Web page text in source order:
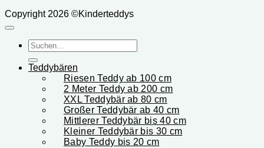
Copyright 2026 ©Kinderteddys
Suchen
nach:
Teddybären
Riesen Teddy ab 100 cm
2 Meter Teddy ab 200 cm
XXL Teddybär ab 80 cm
Großer Teddybär ab 40 cm
Mittlerer Teddybär bis 40 cm
Kleiner Teddybär bis 30 cm
Baby Teddy bis 20 cm